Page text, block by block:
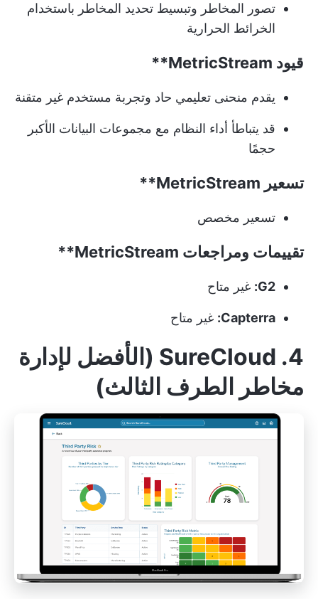
تصور المخاطر وتبسيط تحديد المخاطر باستخدام
الخرائط الحرارية
قيود MetricStream**
يقدم منحنى تعليمي حاد وتجربة مستخدم غير متقنة
قد يتباطأ أداء النظام مع مجموعات البيانات الأكبر
حجمًا
تسعير MetricStream**
تسعير مخصص
تقييمات ومراجعات MetricStream**
G2: غير متاح
Capterra: غير متاح
4. SureCloud (الأفضل لإدارة
مخاطر الطرف الثالث)